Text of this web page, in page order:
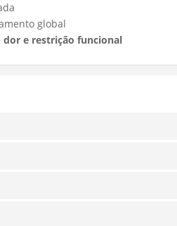
global
dor e restrição funcional